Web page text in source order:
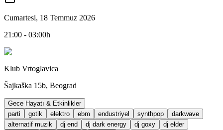
Cumartesi, 18 Temmuz 2026
21:00 - 03:00h
Klub Vrtoglavica
Šajkaška 15b, Beograd
Gece Hayatı & Etkinlikler
parti
gotik elektro ebm endustriyel synthpop
darkwave
alternatif muzik
dj end dj dark energy dj goxy
dj elder